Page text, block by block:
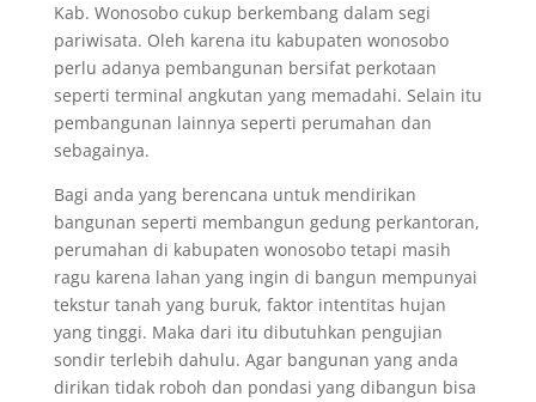
Kab. Wonosobo cukup berkembang dalam segi
pariwisata. Oleh karena itu kabupaten wonosobo
perlu adanya pembangunan bersifat perkotaan
seperti terminal angkutan yang memadahi. Selain itu
pembangunan lainnya seperti perumahan dan
sebagainya.
Bagi anda yang berencana untuk mendirikan
bangunan seperti membangun gedung perkantoran,
perumahan di kabupaten wonosobo tetapi masih
ragu karena lahan yang ingin di bangun mempunyai
tekstur tanah yang buruk, faktor intentitas hujan
yang tinggi. Maka dari itu dibutuhkan pengujian
sondir terlebih dahulu. Agar bangunan yang anda
dirikan tidak roboh dan pondasi yang dibangun bisa